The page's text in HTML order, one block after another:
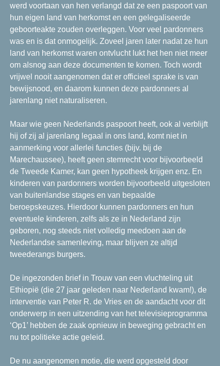
werd voortaan van hen verlangd dat ze een paspoort van
hun eigen land van herkomst en een gelegaliseerde
geboorteakte zouden overleggen. Voor veel pardonners
was en is dat onmogelijk. Zoveel jaren later nadat ze hun
land van herkomst waren ontvlucht lukt het hen niet meer
om alsnog aan deze documenten te komen. Toch wordt
vrijwel nooit aangenomen dat er officieel sprake is van
bewijsnood, en daarom kunnen deze pardonners al
jarenlang niet naturaliseren.
Maar wie geen Nederlands paspoort heeft, ook al verblijft
hij of zij al jarenlang legaal in ons land, komt niet in
aanmerking voor allerlei functies (bijv. bij de
Marechaussee), heeft geen stemrecht voor bijvoorbeeld
de Tweede Kamer, kan geen hypotheek krijgen enz. En
kinderen van pardonners worden bijvoorbeeld uitgesloten
van buitenlandse stages en van bepaalde
beroepskeuzes. Hierdoor kunnen pardonners en hun
eventuele kinderen, zelfs als ze in Nederland zijn
geboren, nog steeds niet volledig meedoen aan de
Nederlandse samenleving, maar blijven ze altijd
tweederangs burgers.
De ingezonden brief in Trouw van een vluchteling uit
Ethiopië (die 27 jaar geleden naar Nederland kwam!), de
interventie van Peter R. de Vries en de aandacht voor dit
onderwerp in een uitzending van het televisieprogramma
‘Op1’ hebben de zaak opnieuw in beweging gebracht en
nu tot politieke actie geleid.
De nu aangenomen motie, die werd opgesteld door